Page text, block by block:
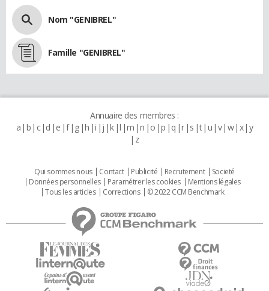
Nom "GENIBREL"
Famille "GENIBREL"
Annuaire des membres :
a b c d e f g h i j k l m n o p q r s t u v w x y
z
Qui sommes nous Contact Publicité Recrutement
Societé
Données personnelles
Paramétrer les cookies
Mentions légales
Tous les articles
Corrections © 2022 CCM Benchmark